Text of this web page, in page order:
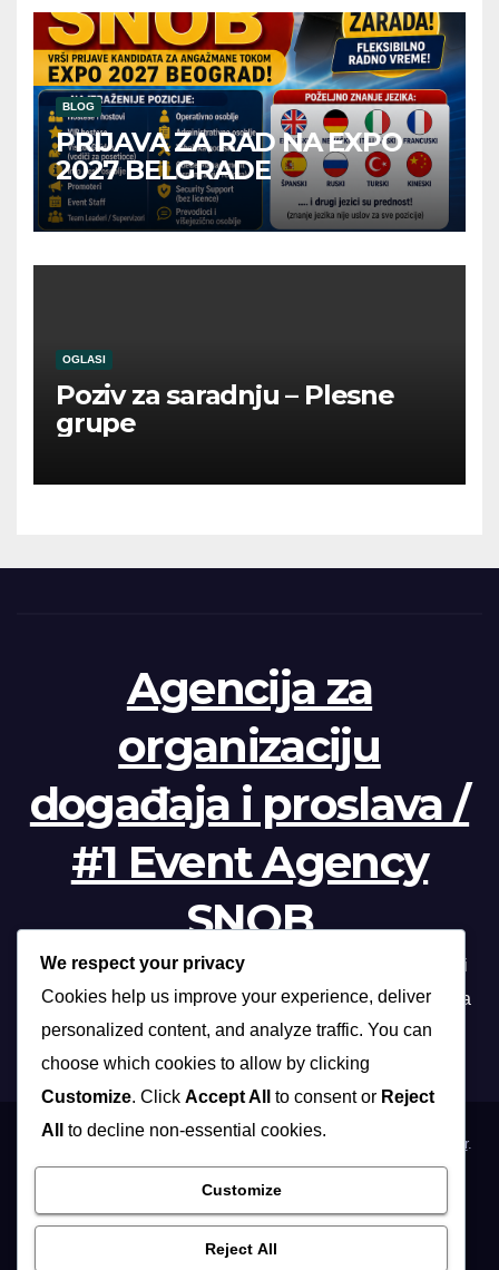
BLOG
PRIJAVA ZA RAD NA EXPO
2027 BELGRADE
OGLASI
Poziv za saradnju – Plesne
grupe
Agencija za
organizaciju
događaja i proslava /
#1 Event Agency
SNOB
Profesionalna organizacija događanja /// Beograd, Novi
Sad, Niš, Kopaonik, Zlatibor, Vrnjačka banja, Sokobanja
Themeansar.
Organizacija poslovnih događaja
Organizacija privatnih proslava
We respect your privacy
Cookies help us improve your experience, deliver
personalized content, and analyze traffic. You can
choose which cookies to allow by clicking
Customize. Click Accept All to consent or Reject
All
to decline non-essential cookies.
Customize
Reject All